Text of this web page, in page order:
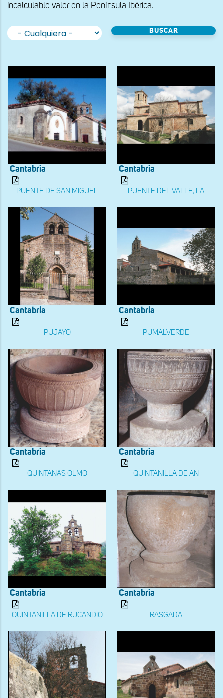
incalculable valor en la Península Ibérica.
Cantabria
PUENTE DE SAN MIGUEL
Cantabria
PUENTE DEL VALLE, LA
Cantabria
PUJAYO
Cantabria
PUMALVERDE
Cantabria
QUINTANAS OLMO
Cantabria
QUINTANILLA DE AN
Cantabria
QUINTANILLA DE RUCANDIO
Cantabria
RASGADA